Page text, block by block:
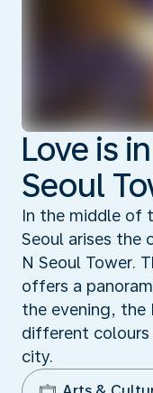
Love is
Seoul
In the middle of
Seoul arises the
N Seoul Tower.
offers a
the evening, the
different colours
city.